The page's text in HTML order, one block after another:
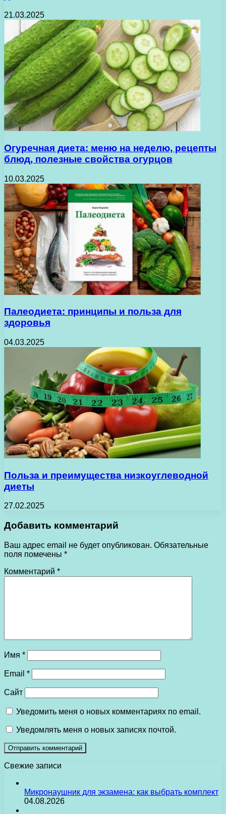
21.03.2025
Огуречная диета: меню на неделю, рецепты
блюд, полезные свойства огурцов
10.03.2025
Палеодиета: принципы и польза для
здоровья
04.03.2025
Польза и преимущества низкоуглеводной
диеты
27.02.2025
Добавить комментарий
Ваш адрес email не будет опубликован. Обязательные
поля помечены *
Комментарий *
Имя *
Email *
Сайт
Уведомить меня о новых комментариях по email.
Уведомлять меня о новых записях почтой.
Свежие записи
Микронаушник для экзамена: как выбрать комплект
04.08.2026